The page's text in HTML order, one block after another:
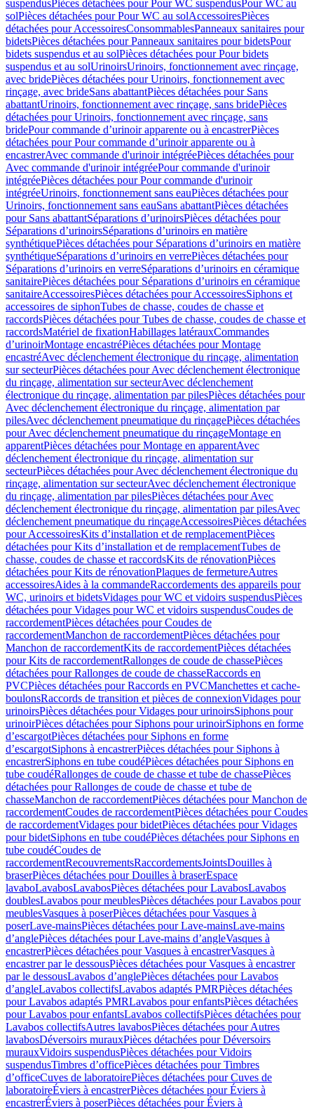
suspendusPièces détachées pour Pour WC suspendusPour WC au
solPièces détachées pour Pour WC au solAccessoiresPièces
détachées pour AccessoiresConsommablesPanneaux sanitaires pour
bidetsPièces détachées pour Panneaux sanitaires pour bidetsPour
bidets suspendus et au solPièces détachées pour Pour bidets
suspendus et au solUrinoirsUrinoirs, fonctionnement avec rinçage,
avec bridePièces détachées pour Urinoirs, fonctionnement avec
rinçage, avec brideSans abattantPièces détachées pour Sans
abattantUrinoirs, fonctionnement avec rinçage, sans bridePièces
détachées pour Urinoirs, fonctionnement avec rinçage, sans
bridePour commande d’urinoir apparente ou à encastrerPièces
détachées pour Pour commande d’urinoir apparente ou à
encastrerAvec commande d'urinoir intégréePièces détachées pour
Avec commande d'urinoir intégréePour commande d'urinoir
intégréePièces détachées pour Pour commande d'urinoir
intégréeUrinoirs, fonctionnement sans eauPièces détachées pour
Urinoirs, fonctionnement sans eauSans abattantPièces détachées
pour Sans abattantSéparations d’urinoirsPièces détachées pour
Séparations d’urinoirsSéparations d’urinoirs en matière
synthétiquePièces détachées pour Séparations d’urinoirs en matière
synthétiqueSéparations d’urinoirs en verrePièces détachées pour
Séparations d’urinoirs en verreSéparations d’urinoirs en céramique
sanitairePièces détachées pour Séparations d’urinoirs en céramique
sanitaireAccessoiresPièces détachées pour AccessoiresSiphons et
accessoires de siphonTubes de chasse, coudes de chasse et
raccordsPièces détachées pour Tubes de chasse, coudes de chasse et
raccordsMatériel de fixationHabillages latérauxCommandes
dʼurinoirMontage encastréPièces détachées pour Montage
encastréAvec déclenchement électronique du rinçage, alimentation
sur secteurPièces détachées pour Avec déclenchement électronique
du rinçage, alimentation sur secteurAvec déclenchement
électronique du rinçage, alimentation par pilesPièces détachées pour
Avec déclenchement électronique du rinçage, alimentation par
pilesAvec déclenchement pneumatique du rinçagePièces détachées
pour Avec déclenchement pneumatique du rinçageMontage en
apparentPièces détachées pour Montage en apparentAvec
déclenchement électronique du rinçage, alimentation sur
secteurPièces détachées pour Avec déclenchement électronique du
rinçage, alimentation sur secteurAvec déclenchement électronique
du rinçage, alimentation par pilesPièces détachées pour Avec
déclenchement électronique du rinçage, alimentation par pilesAvec
déclenchement pneumatique du rinçageAccessoiresPièces détachées
pour AccessoiresKits d’installation et de remplacementPièces
détachées pour Kits d’installation et de remplacementTubes de
chasse, coudes de chasse et raccordsKits de rénovationPièces
détachées pour Kits de rénovationPlaques de fermetureAutres
accessoiresAides à la commandeRaccordements des appareils pour
WC, urinoirs et bidetsVidages pour WC et vidoirs suspendusPièces
détachées pour Vidages pour WC et vidoirs suspendusCoudes de
raccordementPièces détachées pour Coudes de
raccordementManchon de raccordementPièces détachées pour
Manchon de raccordementKits de raccordementPièces détachées
pour Kits de raccordementRallonges de coude de chassePièces
détachées pour Rallonges de coude de chasseRaccords en
PVCPièces détachées pour Raccords en PVCManchettes et cache-
boulonsRaccords de transition et pièces de connexionVidages pour
urinoirsPièces détachées pour Vidages pour urinoirsSiphons pour
urinoirPièces détachées pour Siphons pour urinoirSiphons en forme
d’escargotPièces détachées pour Siphons en forme
d’escargotSiphons à encastrerPièces détachées pour Siphons à
encastrerSiphons en tube coudéPièces détachées pour Siphons en
tube coudéRallonges de coude de chasse et tube de chassePièces
détachées pour Rallonges de coude de chasse et tube de
chasseManchon de raccordementPièces détachées pour Manchon de
raccordementCoudes de raccordementPièces détachées pour Coudes
de raccordementVidages pour bidetPièces détachées pour Vidages
pour bidetSiphons en tube coudéPièces détachées pour Siphons en
tube coudéCoudes de
raccordementRecouvrementsRaccordementsJointsDouilles à
braserPièces détachées pour Douilles à braserEspace
lavaboLavabosLavabosPièces détachées pour LavabosLavabos
doublesLavabos pour meublesPièces détachées pour Lavabos pour
meublesVasques à poserPièces détachées pour Vasques à
poserLave-mainsPièces détachées pour Lave-mainsLave-mains
d’anglePièces détachées pour Lave-mains d’angleVasques à
encastrerPièces détachées pour Vasques à encastrerVasques à
encastrer par le dessousPièces détachées pour Vasques à encastrer
par le dessousLavabos d’anglePièces détachées pour Lavabos
d’angleLavabos collectifsLavabos adaptés PMRPièces détachées
pour Lavabos adaptés PMRLavabos pour enfantsPièces détachées
pour Lavabos pour enfantsLavabos collectifsPièces détachées pour
Lavabos collectifsAutres lavabosPièces détachées pour Autres
lavabosDéversoirs murauxPièces détachées pour Déversoirs
murauxVidoirs suspendusPièces détachées pour Vidoirs
suspendusTimbres dʼofficePièces détachées pour Timbres
dʼofficeCuves de laboratoirePièces détachées pour Cuves de
laboratoireÉviers à encastrerPièces détachées pour Éviers à
encastrerÉviers à poserPièces détachées pour Éviers à